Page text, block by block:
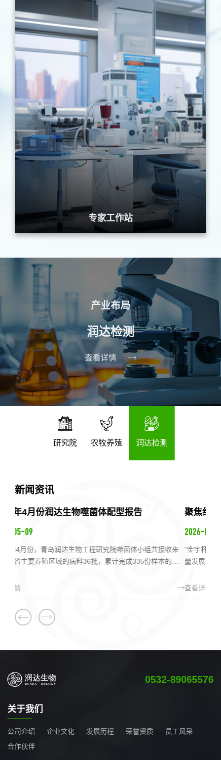
专家工作站
产业布局
牧养殖
看详情
产业布局
润达检测
查看详情
产业布局
研究院
查看详情
研究院 农牧养殖 润达检测
新闻资讯
聚焦细菌病无抗防控・赋能蛋鸡规模化养殖||润达
生物助力第六届（2026）蛋鸡产业五岳论坛暨山
2026-04-29
"金宇杯——第六届（2026）蛋鸡产业五岳论坛暨山东蛋鸡高质
量发展大会"在山东泰安隆重举行。大会汇聚了来自全国各地的
分享前沿技术与实践经验，为推动山东乃至全国蛋鸡产业高质
查看详情
0532-89065576
关于我们
公司介绍 企业文化 发展历程 荣誉资质
员工风采
合作伙伴